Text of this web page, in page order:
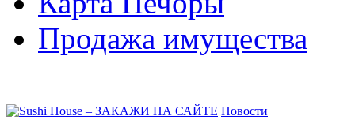
Продажа имущества
Новости